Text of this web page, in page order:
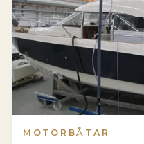
MOTORBÅTAR